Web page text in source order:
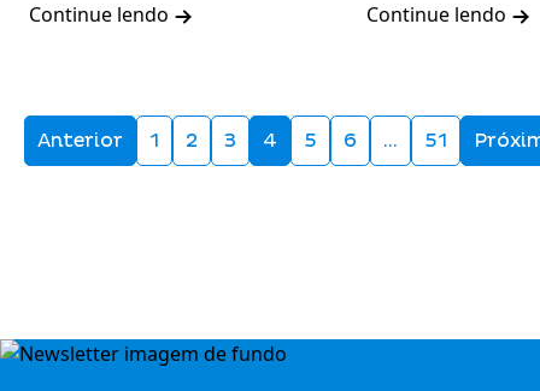
Continue lendo Continue lendo
Anterior 1 2 3 4 5 6 … 51